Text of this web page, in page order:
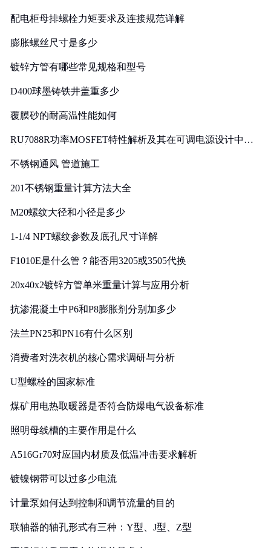
配电柜母排螺栓力矩要求及连接规范详解
膨胀螺丝尺寸是多少
镀锌方管有哪些常见规格和型号
D400球墨铸铁井盖重多少
覆膜砂的耐高温性能如何
RU7088R功率MOSFET特性解析及其在可调电源设计中的
不锈钢通风 管道施工
201不锈钢重量计算方法大全
M20螺纹大径和小径是多少
1-1/4 NPT螺纹参数及底孔尺寸详解
F1010E是什么管？能否用3205或3505代换
20x40x2镀锌方管单米重量计算与应用分析
抗渗混凝土中P6和P8膨胀剂分别加多少
法兰PN25和PN16有什么区别
消费者对洗衣机的核心需求调研与分析
U型螺栓的国家标准
煤矿用电热取暖器是否符合防爆电气设备标准
照明母线槽的主要作用是什么
A516Gr70对应国内材质及低温冲击要求解析
镀镍钢带可以过多少电流
计量泵如何达到控制和调节流量的目的
联轴器的轴孔形式有三种：Y型、J型、Z型